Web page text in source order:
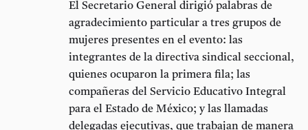
El Secretario General dirigió palabras de
agradecimiento particular a tres grupos de
mujeres presentes en el evento: las
integrantes de la directiva sindical seccional,
quienes ocuparon la primera fila; las
compañeras del Servicio Educativo Integral
para el Estado de México; y las llamadas
delegadas ejecutivas, que trabajan de manera